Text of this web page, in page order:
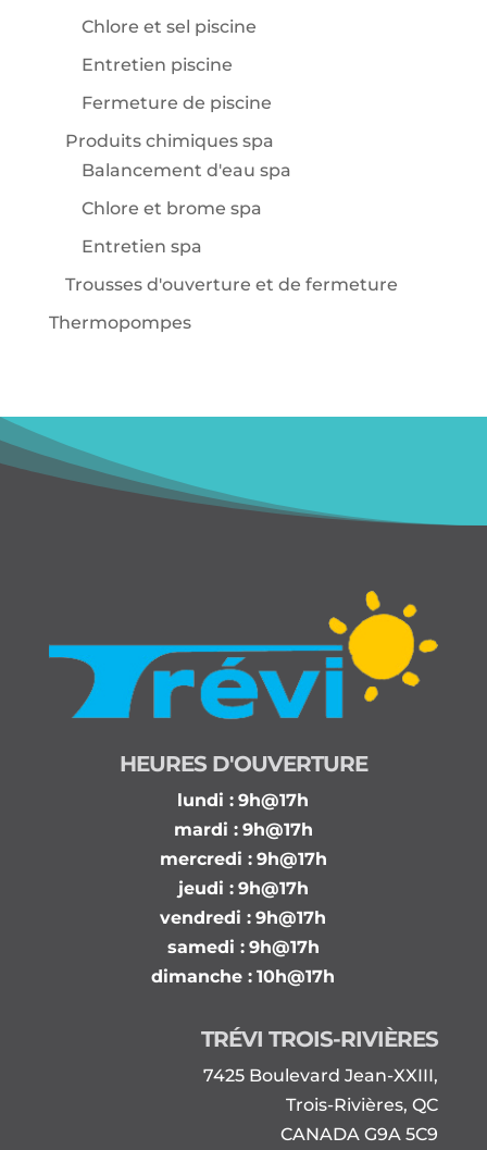
Chlore et sel piscine
Entretien piscine
Fermeture de piscine
Produits chimiques spa
Balancement d'eau spa
Chlore et brome spa
Entretien spa
Trousses d'ouverture et de fermeture
Thermopompes
HEURES D'OUVERTURE
lundi : 9h@17h
mardi : 9h@17h
mercredi : 9h@17h
jeudi : 9h@17h
vendredi : 9h@17h
samedi : 9h@17h
dimanche : 10h@17h
TRÉVI TROIS-RIVIÈRES
7425 Boulevard Jean-XXIII,
Trois-Rivières, QC
CANADA G9A 5C9